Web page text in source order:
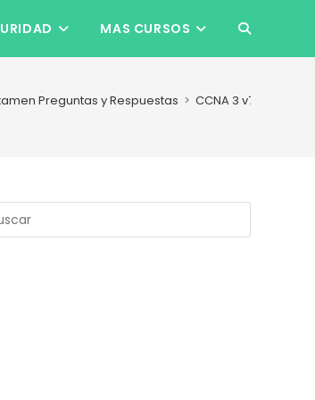
MAS CURSOS ALTERNAR
LA
Preguntas y Respuestas > CCNA 3 v7.02
Escape